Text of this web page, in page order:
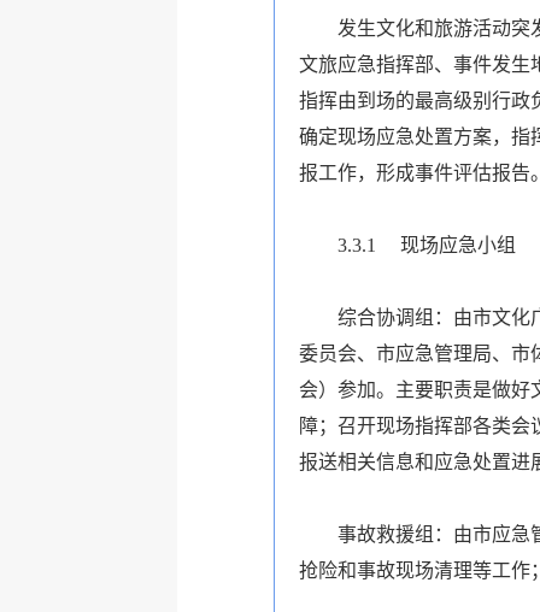
发生文化和旅游活动突
文旅应急指挥部、事件发生
指挥由到场的最高级别行政
确定现场应急处置方案，指
报工作，形成事件评估报告
3.3.1 现场应急小组
综合协调组：由市文化
委员会、市应急管理局、市
会）参加。主要职责是做好
障；召开现场指挥部各类
报送相关信息和应急处置进
事故救援组：由市应急
抢险和事故现场清理等工作